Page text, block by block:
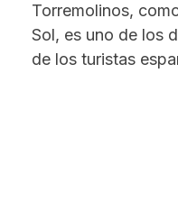
Torremolinos,
Sol, es uno de los
de los turistas